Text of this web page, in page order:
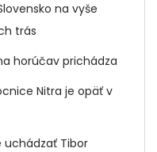
na vyše
trás
horúčav prichádza
Nitra je opäť v
uchádzať Tibor